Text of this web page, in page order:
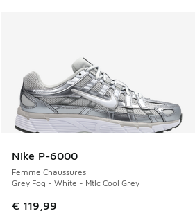
Nike P-6000
Femme Chaussures
Grey Fog - White - Mtlc Cool Grey
€ 119,99